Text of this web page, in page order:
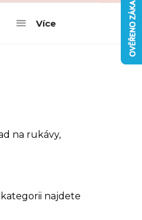
Více
na rukávy,
najdete